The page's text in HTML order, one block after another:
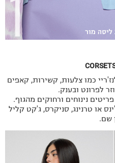
כמו צלעות, קשירות, קאפים
לפרונט ובענק.
נינוחים ורחוקים מהגוף.
או טרנינג, סניקרס, ג'קט קליל
שם.